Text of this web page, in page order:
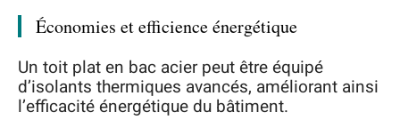
Économies et efficience énergétique
Un toit plat en bac acier peut être équipé
d’isolants thermiques avancés, améliorant ainsi
l’efficacité énergétique du bâtiment.